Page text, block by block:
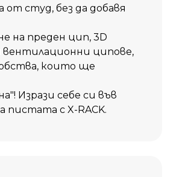
студ, без да добавя
на преден цип, 3D
вентилационни ципове,
които ще
Изрази себе си във
пистата с X-RACK.